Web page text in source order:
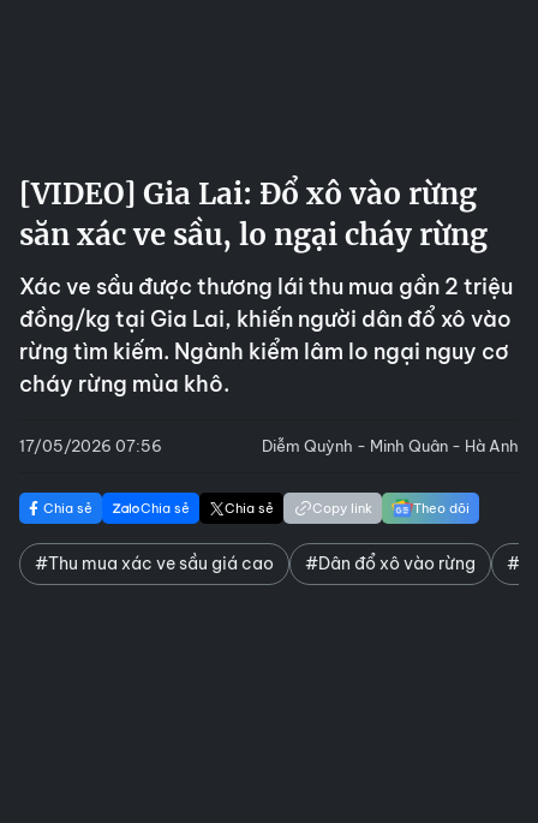
[VIDEO] Gia Lai: Đổ xô vào rừng
săn xác ve sầu, lo ngại cháy rừng
Xác ve sầu được thương lái thu mua gần 2 triệu
đồng/kg tại Gia Lai, khiến người dân đổ xô vào
rừng tìm kiếm. Ngành kiểm lâm lo ngại nguy cơ
cháy rừng mùa khô.
17/05/2026 07:56 Diễm Quỳnh - Minh Quân - Hà Anh
Chia sẻ Chia sẻ Chia sẻ Copy link Theo dõi
#Thu mua xác ve sầu giá cao #Dân đổ xô vào rừng